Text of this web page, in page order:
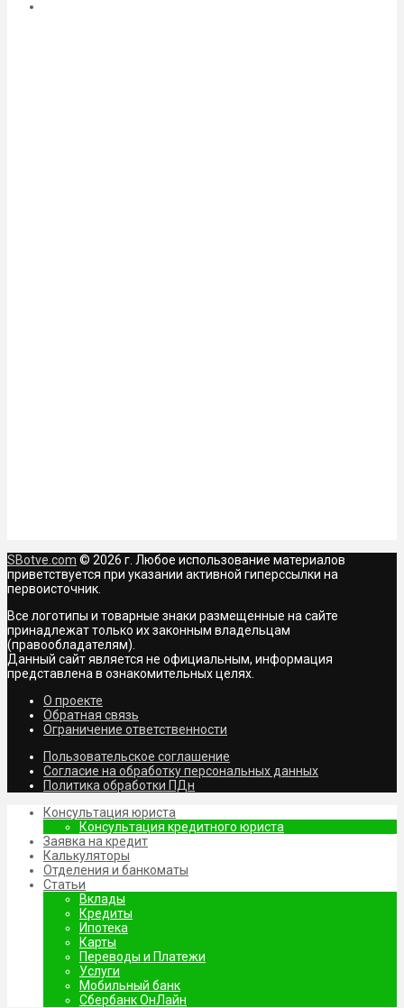
SBotve.com © 2026 г. Любое использование материалов
приветствуется при указании активной гиперссылки на
первоисточник.
Все логотипы и товарные знаки размещенные на сайте
принадлежат только их законным владельцам
(правообладателям).
Данный сайт является не официальным, информация
представлена в ознакомительных целях.
О проекте
Обратная связь
Ограничение ответственности
Пользовательское соглашение
Согласие на обработку персональных данных
Политика обработки ПДн
Консультация юриста
Консультация кредитного юриста
Заявка на кредит
Калькуляторы
Отделения и банкоматы
Статьи
Вклады
Кредиты
Ипотека
Карты
Переводы и Платежи
Услуги
Мобильный банк
Сбербанк ОнЛайн